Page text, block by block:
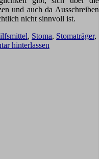
und auch da Ausschreiben
nicht sinnvoll ist.
, Stoma, Stomaträger,
hinterlassen